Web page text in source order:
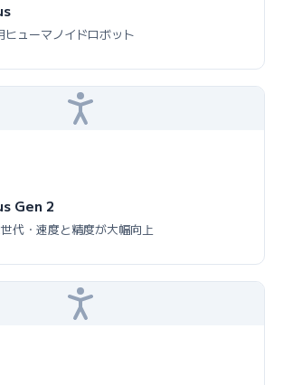
ヒューマノイドロボット
Gen 2
代・速度と精度が大幅向上